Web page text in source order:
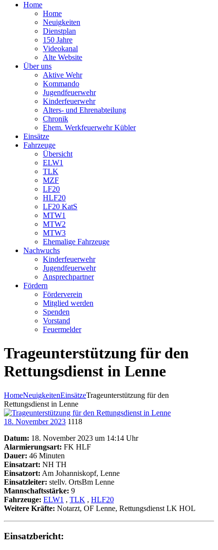
Home
Home
Neuigkeiten
Dienstplan
150 Jahre
Videokanal
Alte Website
Über uns
Aktive Wehr
Kommando
Jugendfeuerwehr
Kinderfeuerwehr
Alters- und Ehrenabteilung
Chronik
Ehem. Werkfeuerwehr Kübler
Einsätze
Fahrzeuge
Übersicht
ELW1
TLK
MZF
LF20
HLF20
LF20 KatS
MTW1
MTW2
MTW3
Ehemalige Fahrzeuge
Nachwuchs
Kinderfeuerwehr
Jugendfeuerwehr
Ansprechpartner
Fördern
Förderverein
Mitglied werden
Spenden
Vorstand
Feuermelder
Trageunterstützung für den
Rettungsdienst in Lenne
HomeNeuigkeitenEinsätzeTrageunterstützung für den
Rettungsdienst in Lenne
18. November 2023 1118
Datum: 18. November 2023 um 14:14 Uhr
Alarmierungsart: FK HLF
Dauer: 46 Minuten
Einsatzart: NH TH
Einsatzort: Am Johanniskopf, Lenne
Einsatzleiter: stellv. OrtsBm Lenne
Mannschaftsstärke: 9
Fahrzeuge: ELW1 , TLK , HLF20
Weitere Kräfte: Notarzt, OF Lenne, Rettungsdienst LK HOL
Einsatzbericht: